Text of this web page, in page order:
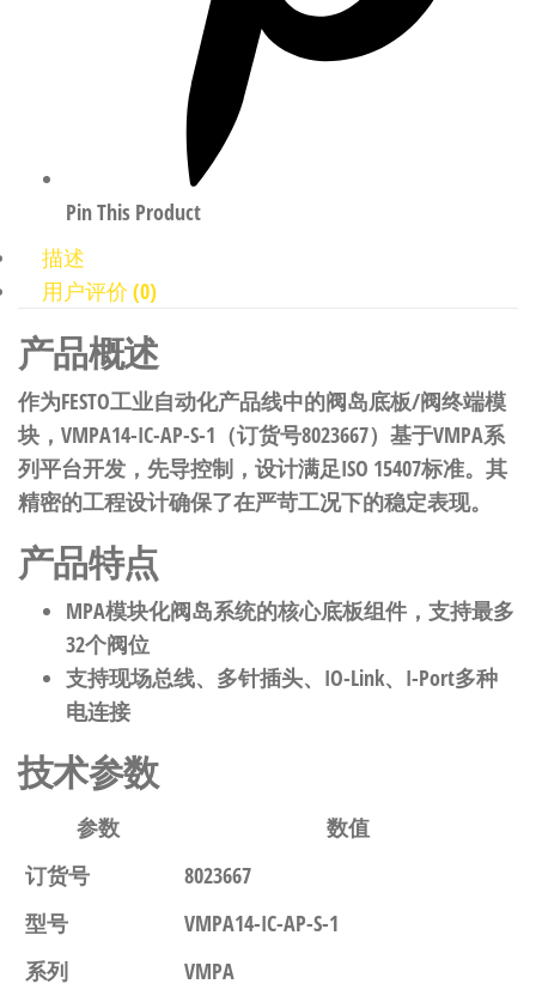
Pin This Product
描述
用户评价 (0)
产品概述
作为FESTO工业自动化产品线中的阀岛底板/阀终端模
块，VMPA14-IC-AP-S-1（订货号8023667）基于VMPA系
列平台开发，先导控制，设计满足ISO 15407标准。其
精密的工程设计确保了在严苛工况下的稳定表现。
产品特点
MPA模块化阀岛系统的核心底板组件，支持最多
32个阀位
支持现场总线、多针插头、IO-Link、I-Port多种
电连接
技术参数
参数
数值
订货号
8023667
型号
VMPA14-IC-AP-S-1
系列
VMPA